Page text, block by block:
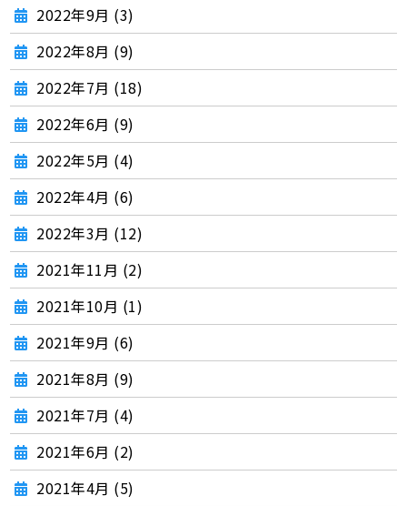
2022年9月 (3)
2022年8月 (9)
2022年7月 (18)
2022年6月 (9)
2022年5月 (4)
2022年4月 (6)
2022年3月 (12)
2021年11月 (2)
2021年10月 (1)
2021年9月 (6)
2021年8月 (9)
2021年7月 (4)
2021年6月 (2)
2021年4月 (5)